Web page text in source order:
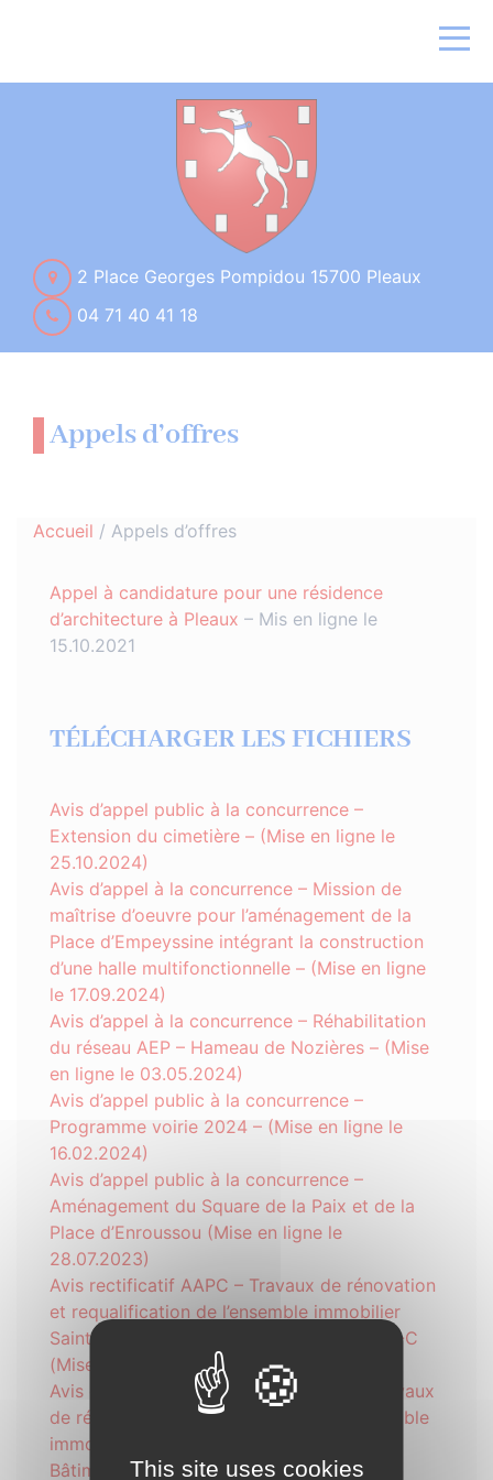
2 Place Georges Pompidou 15700 Pleaux
04 71 40 41 18
Appels d’offres
Accueil / Appels d’offres
Appel à candidature pour une résidence
d’architecture à Pleaux – Mis en ligne le
15.10.2021
TÉLÉCHARGER LES FICHIERS
Avis d’appel public à la concurrence –
Extension du cimetière – (Mise en ligne le
25.10.2024)
Avis d’appel à la concurrence – Mission de
maîtrise d’oeuvre pour l’aménagement de la
Place d’Empeyssine intégrant la construction
d’une halle multifonctionnelle – (Mise en ligne
le 17.09.2024)
Avis d’appel à la concurrence – Réhabilitation
du réseau AEP – Hameau de Nozières – (Mise
en ligne le 03.05.2024)
Avis d’appel public à la concurrence –
Programme voirie 2024 – (Mise en ligne le
16.02.2024)
Avis d’appel public à la concurrence –
Aménagement du Square de la Paix et de la
Place d’Enroussou (Mise en ligne le
28.07.2023)
Avis rectificatif AAPC – Travaux de rénovation
et requalification de l’ensemble immobilier
Saint-Joseph Tranche 1- Bâtiments B & D -C
(Mise en ligne le 31.07.2023)
Avis d’appel public à la concurrence – Travaux
de rénovation et requalification de l’ensemble
immobilier Saint-Joseph – TRANCHE 1-
Bâtiments B & D – C (Mise en ligne le
This site uses cookies